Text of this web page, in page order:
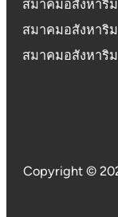
สมาคมอสังหาริ
สมาคมอสังหาริ
สมาคมอสังหาริ
Copyright ©